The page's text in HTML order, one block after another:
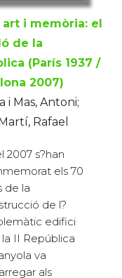
art i memòria: el
de la
(París 1937 /
2007)
i Mas, Antoni;
Rafael
2007 s?han
els 70
de la
de l?
edifici
II República
va
als